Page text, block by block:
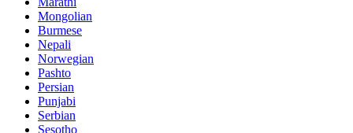
Mongolian
Burmese
Nepali
Norwegian
Pashto
Persian
Punjabi
Serbian
Sesotho